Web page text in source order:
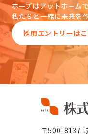
ホープはアットホーム
私たちと一緒に未来を
採用エントリーは
〒500-8137